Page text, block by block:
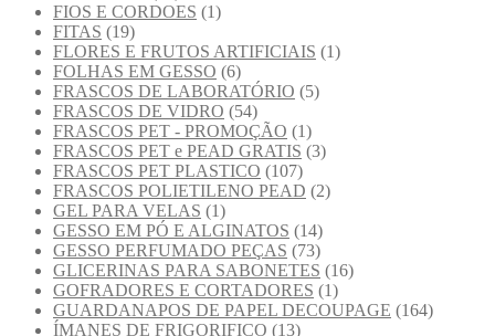
FIOS E CORDOES (1)
FITAS (19)
FLORES E FRUTOS ARTIFICIAIS (1)
FOLHAS EM GESSO (6)
FRASCOS DE LABORATÓRIO (5)
FRASCOS DE VIDRO (54)
FRASCOS PET - PROMOÇÃO (1)
FRASCOS PET e PEAD GRATIS (3)
FRASCOS PET PLASTICO (107)
FRASCOS POLIETILENO PEAD (2)
GEL PARA VELAS (1)
GESSO EM PÓ E ALGINATOS (14)
GESSO PERFUMADO PEÇAS (73)
GLICERINAS PARA SABONETES (16)
GOFRADORES E CORTADORES (1)
GUARDANAPOS DE PAPEL DECOUPAGE (164)
ÍMANES DE FRIGORIFICO (13)